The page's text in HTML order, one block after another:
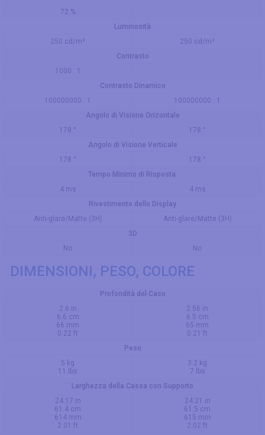
72 %
Luminosità
250 cd/m²
250 cd/m²
Contrasto
1000 : 1
Contrasto Dinamico
100000000 : 1
100000000 : 1
Angolo di Visione Orizontale
178 °
178 °
Angolo di Visione Verticale
178 °
178 °
Tempo Minimo di Risposta
4 ms
4 ms
Rivestimento dello Display
Anti-glare/Matte (3H)
Anti-glare/Matte (3H)
3D
No
No
DIMENSIONI, PESO, COLORE
Profondità del Caso
2.6 in
6.6 cm
66 mm
0.22 ft
2.56 in
6.5 cm
65 mm
0.21 ft
Peso
5 kg
11 lbs
3.2 kg
7 lbs
Larghezza della Cassa con Supporto
24.17 in
61.4 cm
614 mm
2.01 ft
24.21 in
61.5 cm
615 mm
2.02 ft